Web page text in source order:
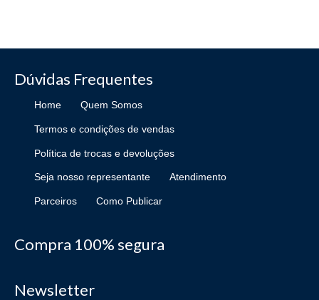
Dúvidas Frequentes
Home Quem Somos
Termos e condições de vendas
Política de trocas e devoluções
Seja nosso representante Atendimento
Parceiros Como Publicar
Compra 100% segura
Newsletter